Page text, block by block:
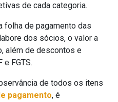
de cada categoria.
folha de pagamento das
dos sócios, o valor a
além de descontos e
e FGTS.
de todos os itens
pagamento, é